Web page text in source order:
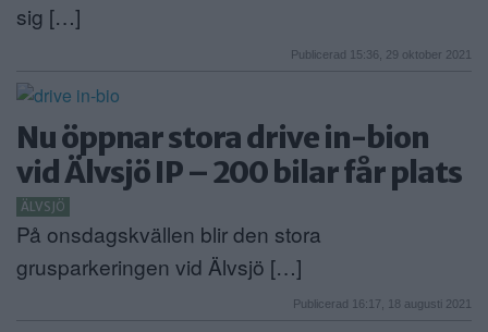
sig […]
Publicerad 15:36, 29 oktober 2021
Nu öppnar stora drive in-bion
vid Älvsjö IP – 200 bilar får plats
ÄLVSJÖ
På onsdagskvällen blir den stora
grusparkeringen vid Älvsjö […]
Publicerad 16:17, 18 augusti 2021